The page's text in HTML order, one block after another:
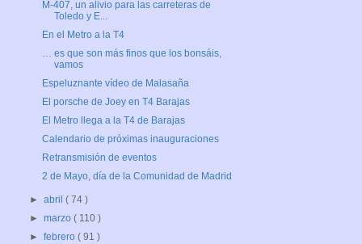
M-407, un alivio para las carreteras de
Toledo y E...
En el Metro a la T4
… es que son más finos que los bonsáis,
vamos
Espeluznante vídeo de Malasaña
El porsche de Joey en T4 Barajas
El Metro llega a la T4 de Barajas
Calendario de próximas inauguraciones
Retransmisión de eventos
2 de Mayo, día de la Comunidad de Madrid
►abril( 74 )
►marzo( 110 )
►febrero( 91 )